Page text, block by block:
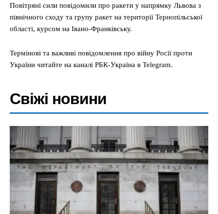
Повітряні сили повідомили про ракети у напрямку Львова з
північного сходу та групу ракет на території Тернопільської
області, курсом на Івано-Франківську.
Термінові та важливі повідомлення про війну Росії проти
України читайте на каналі РБК-Україна в Telegram.
Свіжі новини